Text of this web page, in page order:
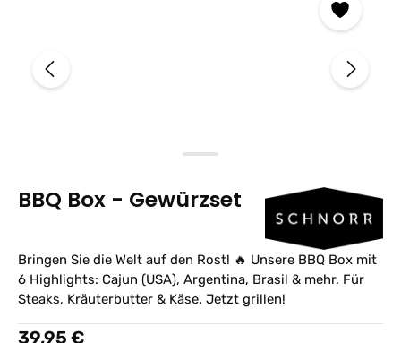
BBQ Box - Gewürzset
Bringen Sie die Welt auf den Rost! 🔥 Unsere BBQ Box mit
6 Highlights: Cajun (USA), Argentina, Brasil & mehr. Für
Steaks, Kräuterbutter & Käse. Jetzt grillen!
Regulärer Preis:
39,95 €